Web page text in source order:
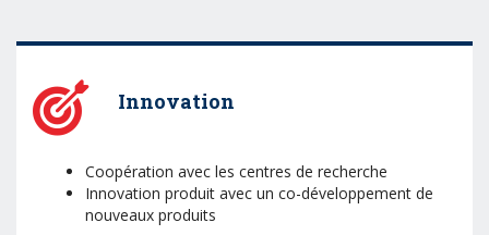
Innovation
Coopération avec les centres de recherche
Innovation produit avec un co-développement de
nouveaux produits